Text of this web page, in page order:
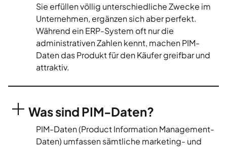
Sie erfüllen völlig unterschiedliche Zwecke im
Unternehmen, ergänzen sich aber perfekt.
Während ein ERP-System oft nur die
administrativen Zahlen kennt, machen PIM-
Daten das Produkt für den Käufer greifbar und
attraktiv.
Was sind PIM-Daten?
PIM-Daten (Product Information Management-
Daten) umfassen sämtliche marketing- und